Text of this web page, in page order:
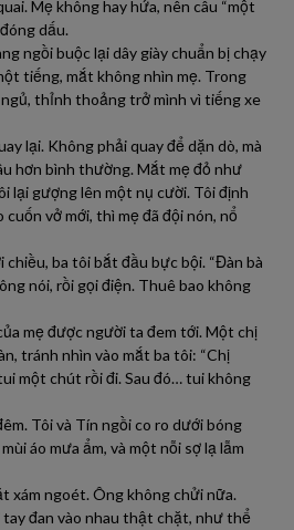
Mẹ không hay hứa, nên câu “một
dấu.
ngồi buộc lại dây giày chuẩn bị chạy
tiếng, mắt không nhìn mẹ. Trong
thỉnh thoảng trở mình vì tiếng xe
lại. Không phải quay để dặn dò, mà
hơn bình thường. Mắt mẹ đỏ như
lại gượng lên một nụ cười. Tôi định
vở mới, thì mẹ đã đội nón, nổ
chiều, ba tôi bắt đầu bực bội. “Đàn bà
nói, rồi gọi điện. Thuê bao không
mẹ được người ta đem tới. Một chị
tránh nhìn vào mắt ba tôi: “Chị
một chút rồi đi. Sau đó… tui không
Tôi và Tín ngồi co ro dưới bóng
áo mưa ẩm, và một nỗi sợ lạ lẫm
xám ngoét. Ông không chửi nữa.
đan vào nhau thật chặt, như thể